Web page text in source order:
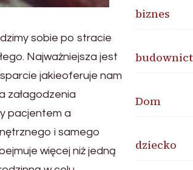
sobie po stracie
Najważniejsza jest
jakieoferuje nam
załagodzenia
pacjentem a
i samego
więcej niż jedną
biznes
Dom
dziecko